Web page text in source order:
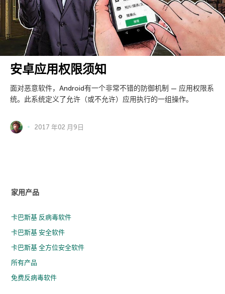
安卓应用权限须知
面对恶意软件，Android有一个非常不错的防御机制 — 应用权限系
统。此系统定义了允许（或不允许）应用执行的一组操作。
2017 年02 月9日
家用产品
卡巴斯基 反病毒软件
卡巴斯基 安全软件
卡巴斯基 全方位安全软件
所有产品
免费反病毒软件